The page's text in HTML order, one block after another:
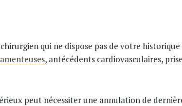
qui ne dispose pas de votre
, antécédents cardiovasculaires,
peut nécessiter une annulation de